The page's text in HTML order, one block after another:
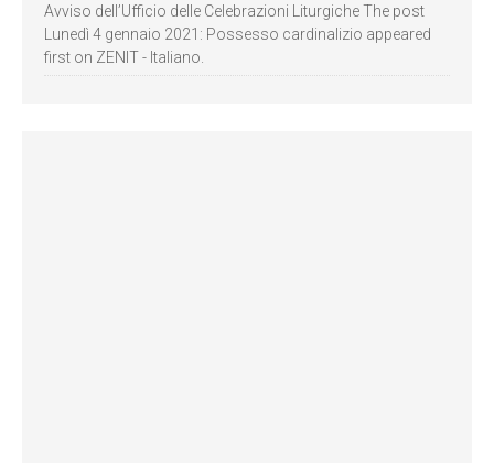
Avviso dell’Ufficio delle Celebrazioni Liturgiche The post
Lunedì 4 gennaio 2021: Possesso cardinalizio appeared
first on ZENIT - Italiano.